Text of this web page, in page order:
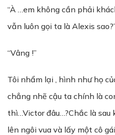
“À …em không cần phải
vẫn luôn gọi ta là Alexis
“Vâng !”
Tôi nhẩm lại , hình như họ
chẳng nhẽ cậu ta chính là
thì…Victor đâu…?Chắc là sau
lên ngôi vua và lấy một cô